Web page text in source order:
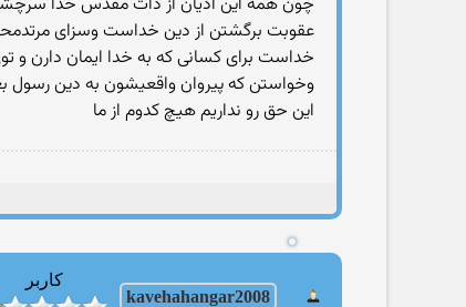
عقوبت برگشتن از دین خداست وسزای
خداست برای كسانی كه به خدا ایمان دارن
وخواستن كه پیروان واقعیشون به دین رسول
این حق رو نداریم هیچ كدوم از ما
kavehahangar2008
کاربر